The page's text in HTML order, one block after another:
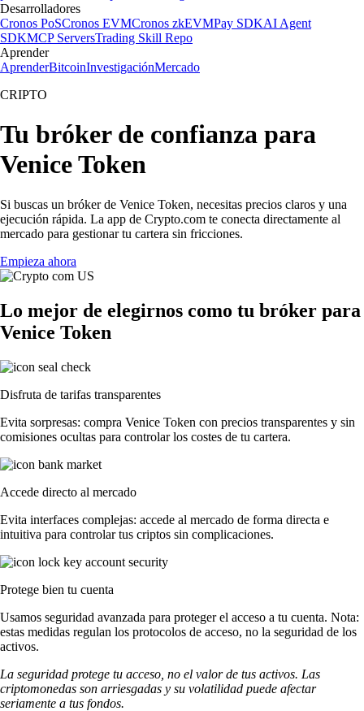
Desarrolladores
Cronos PoSCronos EVMCronos zkEVMPay SDKAI Agent
SDKMCP ServersTrading Skill Repo
Aprender
AprenderBitcoinInvestigaciónMercado
CRIPTO
Tu bróker de confianza para
Venice Token
Si buscas un bróker de Venice Token, necesitas precios claros y una
ejecución rápida. La app de Crypto.com te conecta directamente al
mercado para gestionar tu cartera sin fricciones.
Empieza ahora
Lo mejor de elegirnos como tu bróker para
Venice Token
Disfruta de tarifas transparentes
Evita sorpresas: compra Venice Token con precios transparentes y sin
comisiones ocultas para controlar los costes de tu cartera.
Accede directo al mercado
Evita interfaces complejas: accede al mercado de forma directa e
intuitiva para controlar tus criptos sin complicaciones.
Protege bien tu cuenta
Usamos seguridad avanzada para proteger el acceso a tu cuenta. Nota:
estas medidas regulan los protocolos de acceso, no la seguridad de los
activos.
La seguridad protege tu acceso, no el valor de tus activos. Las
criptomonedas son arriesgadas y su volatilidad puede afectar
seriamente a tus fondos.